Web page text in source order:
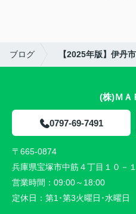
ブログ 【2025年版】伊丹
(株)ＭＡ
0797-69-7491
〒665-0874
兵庫県宝塚市中筋４丁目１０－
営業時間： 09:00～18:00
定休日： 第1･第3火曜日･水曜日